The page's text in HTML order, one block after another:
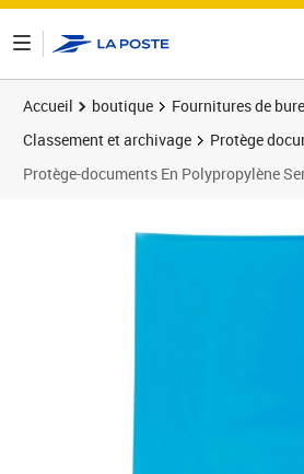
Accueil boutique
Fournitures de
Classement et archivage
Protège
Protège-documents En Polypropylène